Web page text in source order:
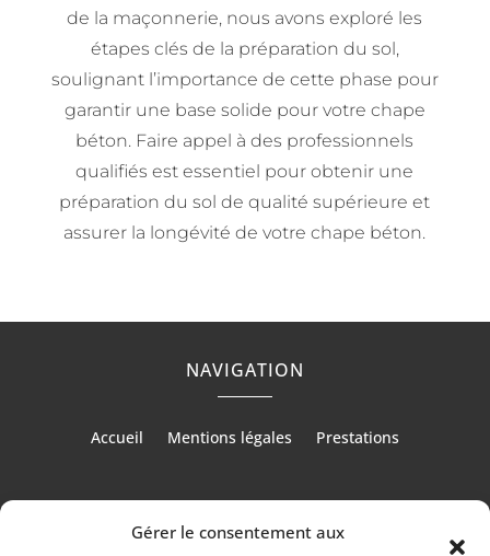
Gérer le consentement aux
de la maçonnerie, nous avons exploré les
étapes clés de la préparation du sol,
soulignant l’importance de cette phase pour
garantir une base solide pour votre chape
béton. Faire appel à des professionnels
qualifiés est essentiel pour obtenir une
préparation du sol de qualité supérieure et
assurer la longévité de votre chape béton.
NAVIGATION
Accueil Mentions légales Prestations
RÉALISATION